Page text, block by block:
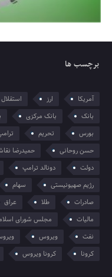
برچسب ها
آمریکا ارز استقلال
بانک
بانک مرکزی
بورس
تحریم
حسن روحانی
حمیدرضا
دولت
دونالد ترامپ
رژیم صهیونیستی
سهام
صادرات
طلا عراق
مالیات
مجلس شورای
نفت
ویروس
کرونا
کرونا ویروس